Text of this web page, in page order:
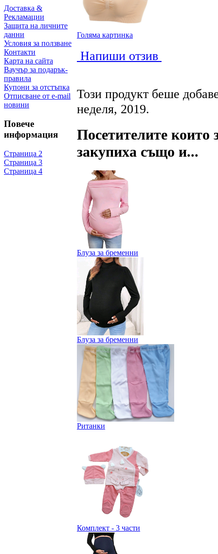
Доставка &
Рекламации
Защита на личните
данни
Условия за ползване
Контакти
Карта на сайта
Ваучър за подарък-
правила
Купони за отстъпка
Отписване от e-mail
новини
Повече
информация
Страница 2
Страница 3
Страница 4
Голяма картинка
Напиши отзив
Този продукт беше
неделя, 2019.
Посетителите които
закупиха също и...
Блуза за бременни
Блуза за бременни
Ританки
Комплект - 3 части